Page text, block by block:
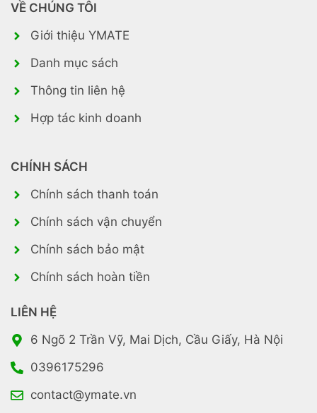
VỀ CHÚNG TÔI
Giới thiệu YMATE
Danh mục sách
Thông tin liên hệ
Hợp tác kinh doanh
CHÍNH SÁCH
Chính sách thanh toán
Chính sách vận chuyển
Chính sách bảo mật
Chính sách hoàn tiền
LIÊN HỆ
6 Ngõ 2 Trần Vỹ, Mai Dịch, Cầu Giấy, Hà Nội
0396175296
contact@ymate.vn